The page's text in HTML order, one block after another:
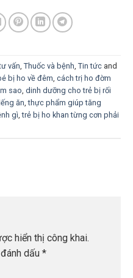
vấn Thuốc và bệnh Tin tức and
bị ho về đêm cách trị ho đờm
sao dinh dưỡng cho trẻ bị rối
ăn ,thực phẩm giúp tăng
gì ,trẻ bị ho khan từng cơn phải
hiển thị công khai.
dấu *